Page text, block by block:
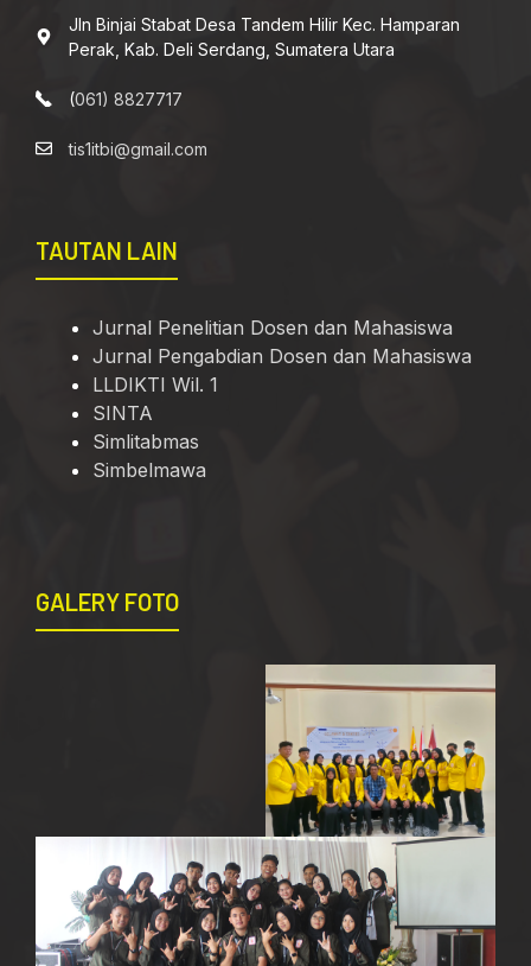
Jln Binjai Stabat Desa Tandem Hilir Kec. Hamparan
Perak, Kab. Deli Serdang, Sumatera Utara
(061) 8827717
tis1itbi@gmail.com
TAUTAN LAIN
Jurnal Penelitian Dosen dan Mahasiswa
Jurnal Pengabdian Dosen dan Mahasiswa
LLDIKTI Wil. 1
SINTA
Simlitabmas
Simbelmawa
GALERY FOTO